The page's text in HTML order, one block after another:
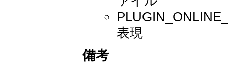
表現
備考